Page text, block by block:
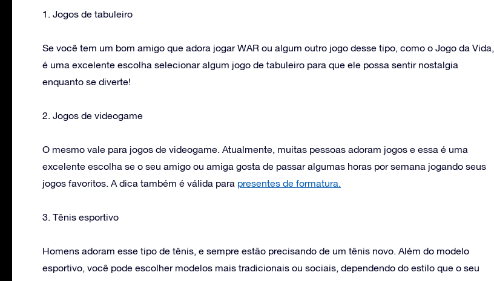
1. Jogos de tabuleiro
Se você tem um bom amigo que adora jogar WAR ou algum outro jogo desse tipo, como o Jogo da Vida,
é uma excelente escolha selecionar algum jogo de tabuleiro para que ele possa sentir nostalgia
enquanto se diverte!
2. Jogos de videogame
O mesmo vale para jogos de videogame. Atualmente, muitas pessoas adoram jogos e essa é uma
excelente escolha se o seu amigo ou amiga gosta de passar algumas horas por semana jogando seus
jogos favoritos. A dica também é válida para presentes de formatura.
3. Tênis esportivo
Homens adoram esse tipo de tênis, e sempre estão precisando de um tênis novo. Além do modelo
esportivo, você pode escolher modelos mais tradicionais ou sociais, dependendo do estilo que o seu